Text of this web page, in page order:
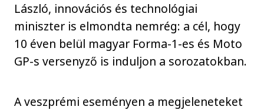
László, innovációs és technológiai
miniszter is elmondta nemrég: a cél, hogy
10 éven belül magyar Forma-1-es és Moto
GP-s versenyző is induljon a sorozatokban.
A veszprémi eseményen a megjeleneteket